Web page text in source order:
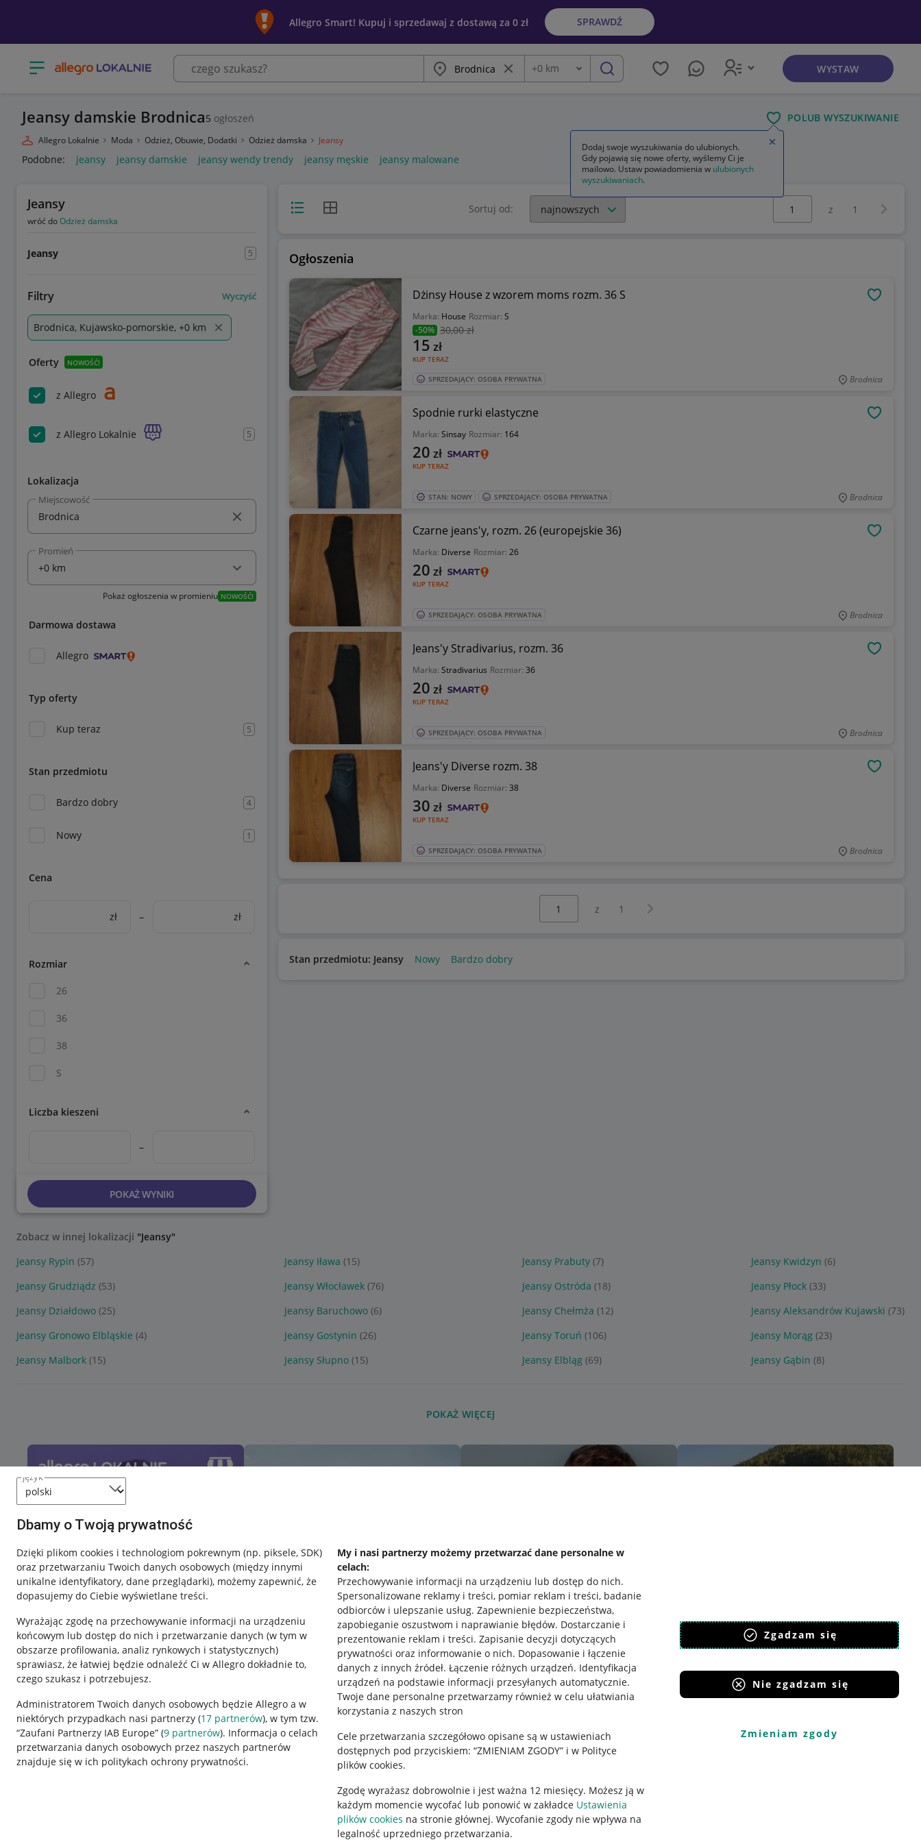
język
Dbamy o Twoją prywatność
Dzięki plikom cookies i technologiom pokrewnym (np. piksele, SDK)
oraz przetwarzaniu Twoich danych osobowych (między innymi
unikalne identyfikatory, dane przeglądarki), możemy zapewnić, że
dopasujemy do Ciebie wyświetlane treści.
Wyrażając zgodę na przechowywanie informacji na urządzeniu
końcowym lub dostęp do nich i przetwarzanie danych (w tym w
obszarze profilowania, analiz rynkowych i statystycznych)
sprawiasz, że łatwiej będzie odnaleźć Ci w Allegro dokładnie to,
czego szukasz i potrzebujesz.
Administratorem Twoich danych osobowych będzie Allegro a w
niektórych przypadkach nasi partnerzy (17 partnerów), w tym tzw.
“Zaufani Partnerzy IAB Europe” (9 partnerów). Informacja o celach
przetwarzania danych osobowych przez naszych partnerów
znajduje się w ich politykach ochrony prywatności.
My i nasi partnerzy możemy przetwarzać dane personalne w
celach:
Przechowywanie informacji na urządzeniu lub dostęp do nich.
Spersonalizowane reklamy i treści, pomiar reklam i treści, badanie
odbiorców i ulepszanie usług. Zapewnienie bezpieczeństwa,
zapobieganie oszustwom i naprawianie błędów. Dostarczanie i
prezentowanie reklam i treści. Zapisanie decyzji dotyczących
prywatności oraz informowanie o nich. Dopasowanie i łączenie
danych z innych źródeł. Łączenie różnych urządzeń. Identyfikacja
urządzeń na podstawie informacji przesyłanych automatycznie.
Twoje dane personalne przetwarzamy również w celu ułatwiania
korzystania z naszych stron
Cele przetwarzania szczegółowo opisane są w ustawieniach
dostępnych pod przyciskiem: “ZMIENIAM ZGODY” i w Polityce
plików cookies.
Zgodę wyrażasz dobrowolnie i jest ważna 12 miesięcy. Możesz ją w
każdym momencie wycofać lub ponowić w zakładce Ustawienia
plików cookies na stronie głównej. Wycofanie zgody nie wpływa na
legalność uprzedniego przetwarzania.
Zgadzam się
Nie zgadzam się
Zmieniam zgody
Allegro Smart! Kupuj i sprzedawaj z dostawą za 0 zł SPRAWDŹ
Otwórz menu z kategoriami Miasto Wyczyść frazę
Odległość
+0 km szukaj WYSTAW
Jeansy damskie Brodnica5 ogłoszeń POLUB WYSZUKIWANIE
Allegro Lokalnie Moda Odzież, Obuwie, Dodatki Odzież damska Jeansy
Podobne: jeansy jeansy damskie jeansy wendy trendy jeansy męskie jeansy malowane
Jeansy
wróć doOdzież damska
Jeansy 5
Filtry Wyczyść
Brodnica, Kujawsko-pomorskie, +0 km
Oferty NOWOŚĆ!
z Allegro
z Allegro Lokalnie 5
Lokalizacja
Miejscowość
Promień
Pokaż ogłoszenia w promieniu NOWOŚĆ!
Darmowa dostawa
Allegro
Typ oferty
Kup teraz 5
Stan przedmiotu
Bardzo dobry 4
Nowy 1
Cena
zł – zł
Rozmiar
26
36
38
S
Liczba kieszeni
–
POKAŻ WYNIKI
Widok listyWidok siatki Sortuj od:
Wybierz stronę:
z 1
Ogłoszenia
Dżinsy House z wzorem moms rozm. 36 S
Marka: House Rozmiar: S
-50% 30,00 zł
KUP TERAZ
15 zł
SPRZEDAJĄCY: OSOBA PRYWATNA Brodnica
Spodnie rurki elastyczne
Marka: Sinsay Rozmiar: 164
KUP TERAZ
20 zł
STAN: NOWY SPRZEDAJĄCY: OSOBA PRYWATNA Brodnica
Czarne jeans'y, rozm. 26 (europejskie 36)
Marka: Diverse Rozmiar: 26
KUP TERAZ
20 zł
SPRZEDAJĄCY: OSOBA PRYWATNA Brodnica
Jeans'y Stradivarius, rozm. 36
Marka: Stradivarius Rozmiar: 36
KUP TERAZ
20 zł
SPRZEDAJĄCY: OSOBA PRYWATNA Brodnica
Jeans'y Diverse rozm. 38
Marka: Diverse Rozmiar: 38
KUP TERAZ
30 zł
SPRZEDAJĄCY: OSOBA PRYWATNA Brodnica
z 1 Następna strona
Stan przedmiotu: Jeansy Nowy Bardzo dobry
Zobacz w innej lokalizacji "Jeansy"
Jeansy Rypin (57) Jeansy Iława (15) Jeansy Prabuty (7) Jeansy Kwidzyn (6)
Jeansy Grudziądz (53) Jeansy Włocławek (76) Jeansy Ostróda (18) Jeansy Płock (33)
Jeansy Działdowo (25) Jeansy Baruchowo (6) Jeansy Chełmża (12) Jeansy Aleksandrów Kujawski (73)
Jeansy Gronowo Elbląskie (4) Jeansy Gostynin (26) Jeansy Toruń (106) Jeansy Morąg (23)
Jeansy Malbork (15) Jeansy Słupno (15) Jeansy Elbląg (69) Jeansy Gąbin (8)
POKAŻ WIĘCEJ
Przydatne informacje
Jak to działa
Napisz do nas
Allegro Gadane dla sprzedających
Regulamin
Polityka plików "cookies"
Ustawienia plików "cookies"
Udostępnianie lokalizacji
Informacje dla Aktu o Usługach Cyfrowych
Pobierz aplikację
Dodaj swoje wyszukiwania do ulubionych.
Gdy pojawią się nowe oferty, wyślemy Ci je
mailowo. Ustaw powiadomienia w ulubionych
wyszukiwaniach.
Zamknij wskazówkę